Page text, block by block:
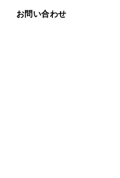
お問い合わせ